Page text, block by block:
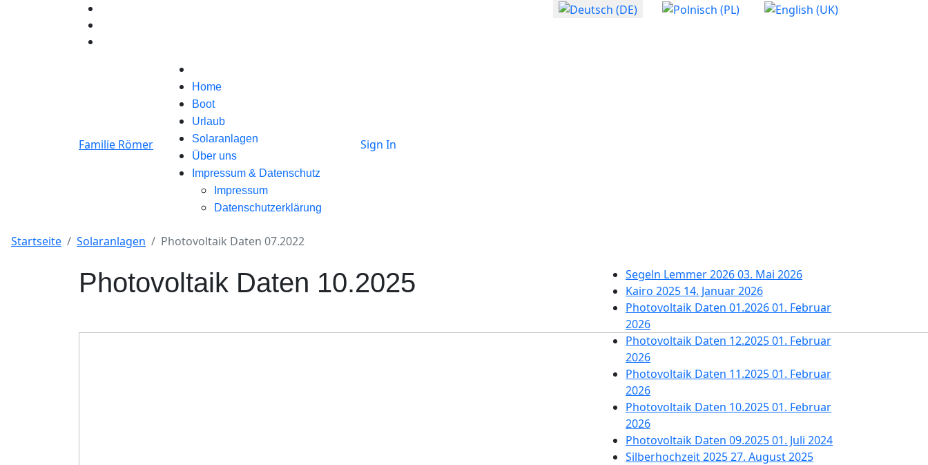
Sprache auswählen
Familie Römer
Home
Boot
Urlaub
Solaranlagen
Über uns
Impressum & Datenschutz
Impressum
Datenschutzerklärung
Sign In
Startseite Solaranlagen Photovoltaik Daten 07.2022
Photovoltaik Daten 10.2025 Segeln Lemmer 202603. Mai 2026
Kairo 2025 14. Januar 2026
Photovoltaik Daten 01.202601. Februar
2026
Photovoltaik Daten 12.202501. Februar
2026
Photovoltaik Daten 11.202501. Februar
2026
Photovoltaik Daten 10.202501. Februar
2026
Photovoltaik Daten 09.202501. Juli 2024
Silberhochzeit 202527. August 2025